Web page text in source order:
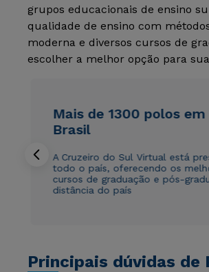
grupos educacionais de ensino
qualidade de ensino com
moderna e diversos cursos de
escolher a melhor opção para
Mais de 1300 polos
Brasil
A Cruzeiro do Sul Virtual está
todo o país, oferecendo os
cursos de graduação e pós-
distância do país
Principais dúvidas de